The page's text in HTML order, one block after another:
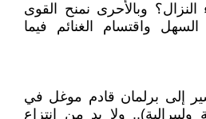
وبالأحرى نمنح القوى
السهل واقتسام الغنائم فيما
إلى برلمان قادم موغل في
وليبرالية).. ولا بد من انتزاع